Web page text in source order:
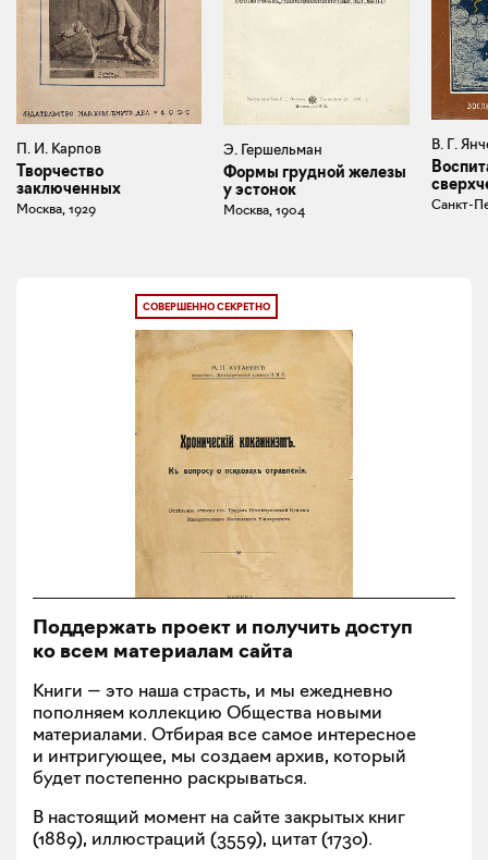
П. И. Карпов
Творчество
заключенных
Москва, 1929
Э. Гершельман
Формы грудной железы
у эстонок
Москва, 1904
В. Г.
Санкт-
СОВЕРШЕННО СЕКРЕТНО
Поддержать проект и получить доступ
ко всем материалам сайта
Книги — это наша страсть, и мы ежедневно
пополняем коллекцию Общества новыми
материалами. Отбирая все самое интересное
и интригующее, мы создаем архив, который
будет постепенно раскрываться.
В настоящий момент на сайте закрытых книг
(1889), иллюстраций (3559), цитат (1730).